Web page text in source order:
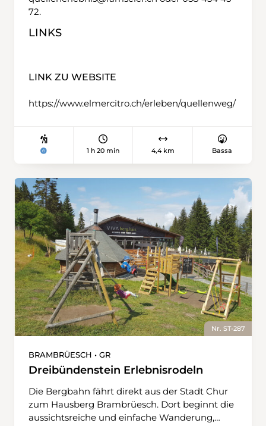
72.
LINKS
LINK ZU WEBSITE
https://www.elmercitro.ch/erleben/quellenweg/
1 h 20 min 4,4 km Bassa
Nr. ST-287
BRAMBRÜESCH • GR
Dreibündenstein Erlebnisrodeln
Die Bergbahn fährt direkt aus der Stadt Chur
zum Hausberg Brambrüesch. Dort beginnt die
aussichtsreiche und einfache Wanderung,